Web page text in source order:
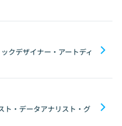
クデザイナー・アートディ
ト・データアナリスト・グ